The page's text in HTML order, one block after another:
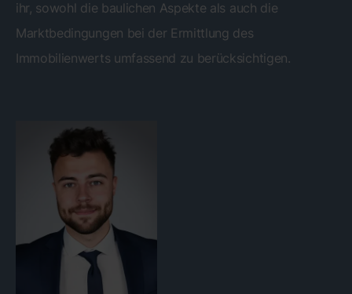
ihr, sowohl die baulichen Aspekte als auch die
Marktbedingungen bei der Ermittlung des
Immobilienwerts umfassend zu berücksichtigen.